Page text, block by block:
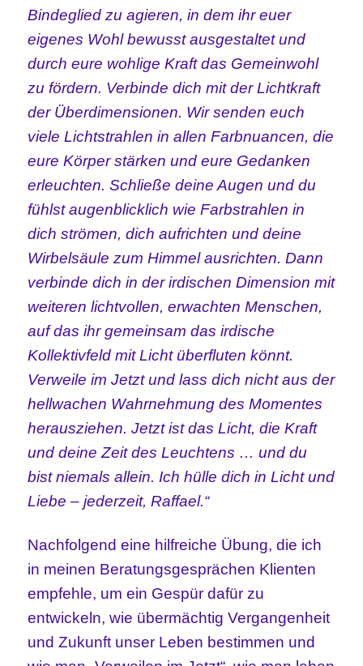
Bindeglied zu agieren, in dem ihr euer
eigenes Wohl bewusst ausgestaltet und
durch eure wohlige Kraft das Gemeinwohl
zu fördern. Verbinde dich mit der Lichtkraft
der Überdimensionen. Wir senden euch
viele Lichtstrahlen in allen Farbnuancen, die
eure Körper stärken und eure Gedanken
erleuchten. Schließe deine Augen und du
fühlst augenblicklich wie Farbstrahlen in
dich strömen, dich aufrichten und deine
Wirbelsäule zum Himmel ausrichten. Dann
verbinde dich in der irdischen Dimension mit
weiteren lichtvollen, erwachten Menschen,
auf das ihr gemeinsam das irdische
Kollektivfeld mit Licht überfluten könnt.
Verweile im Jetzt und lass dich nicht aus der
hellwachen Wahrnehmung des Momentes
herausziehen. Jetzt ist das Licht, die Kraft
und deine Zeit des Leuchtens … und du
bist niemals allein. Ich hülle dich in Licht und
Liebe – jederzeit, Raffael.“
Nachfolgend eine hilfreiche Übung, die ich
in meinen Beratungsgesprächen Klienten
empfehle, um ein Gespür dafür zu
entwickeln, wie übermächtig Vergangenheit
und Zukunft unser Leben bestimmen und